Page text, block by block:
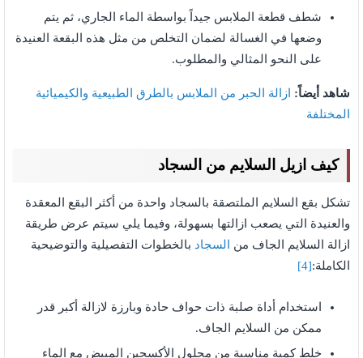
شطف قطعة الملابس جيداً بواسطة الماء الجاري، ثم يتم
وضعها في الغسالة لضمان التخلص من مثل هذه البقعة العنيدة
على النحو المثالي والمطلوب.
شاهد أيضاً: ازالة الحبر من الملابس بالطرق الطبيعية والكيميائية
المختلفة
كيف ازيل السلايم من السجاد
تشكل بقع السلايم الملتصقة بالسجاد واحدة من أكثر البقع المعقدة
والعنيدة التي يصعب ازالتها بسهولة، وفيما يلي سيتم عرض طريقة
ازالة السلايم الجاف من
السجاد بالخطوات التفصيلية والتوضيحية
الكاملة:[4]
استخدام أداة صلبة ذات حواف حادة وبارزة لازالة أكبر قدر
ممكن من السلايم الجاف.
خلط كمية مناسبة من محلول الأكسجين المبيض مع الماء